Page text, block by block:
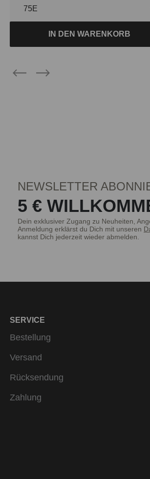
IN DEN WARENKORB
NEWSLETTER
5 €
Dein exklusiver Zugang zu Neuheiten,
Anmeldung erklärst du Dich mit unseren
kannst Dich jederzeit wieder abmelden.
SERVICE
Bestellung
Versand
Rücksendung
Zahlung